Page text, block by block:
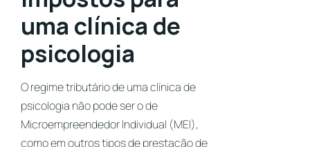
uma clínica de
psicologia
O regime tributário de uma clínica de
psicologia não pode ser o de
Microempreendedor Individual (MEI),
como em outros tipos de prestação de